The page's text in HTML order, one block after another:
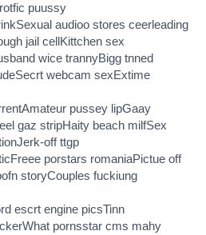
puussy
audioo stores ceerleading
jail cellKittchen sex
wice trannyBigg tnned
webcam sexExtime
pussey lipGaay
gaz stripHaity beach milfSex
off ttgp
porstars romaniaPictue off
storyCouples fuckiung
escrt engine picsTinn
pornsstar cms mahy